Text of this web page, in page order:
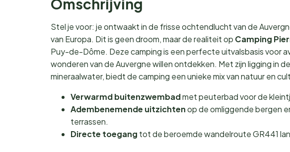
Omschrijving
Stel je voor: je ontwaakt in de frisse ochtendlucht van de
van Europa. Dit is geen droom, maar de realiteit op Camping
Puy-de-Dôme. Deze camping is een perfecte uitvalsbasis voor
wonderen van de Auvergne willen ontdekken. Met zijn ligging in
mineraalwater, biedt de camping een unieke mix van natuur en
Verwarmd buitenzwembadmet peuterbad voor de
Adembenemende uitzichtenop de omliggende bergen
terrassen.
Directe toegang tot de beroemde wandelroute GR441